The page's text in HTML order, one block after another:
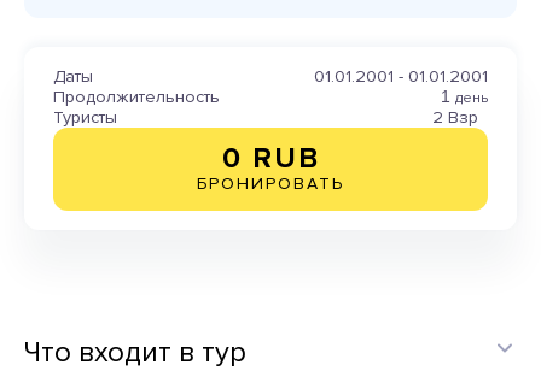
Даты
01.01.2001 - 01.01.2001
Продолжительность
1 день
Туристы 2 Взр
0 RUB
БРОНИРОВАТЬ
Что входит в тур